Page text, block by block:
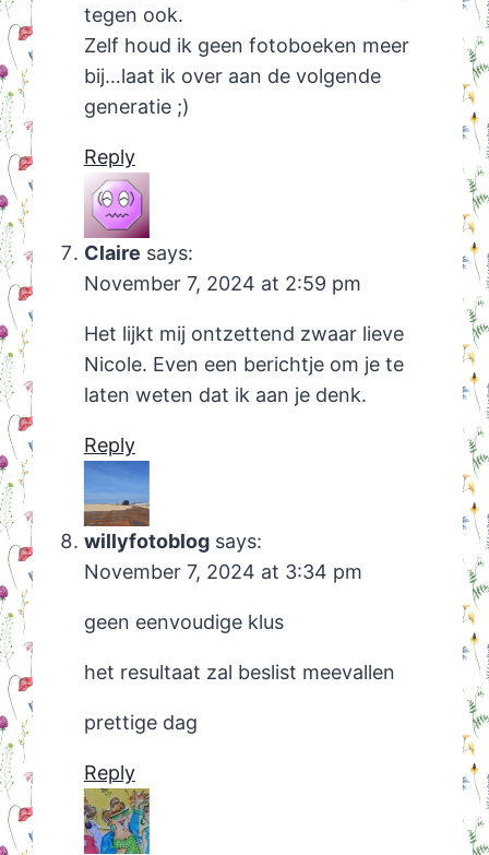
tegen ook.
Zelf houd ik geen fotoboeken meer
bij…laat ik over aan de volgende
generatie ;)
Reply
Claire says:
November 7, 2024 at 2:59 pm
Het lijkt mij ontzettend zwaar lieve
Nicole. Even een berichtje om je te
laten weten dat ik aan je denk.
Reply
willyfotoblog says:
November 7, 2024 at 3:34 pm
geen eenvoudige klus
het resultaat zal beslist meevallen
prettige dag
Reply